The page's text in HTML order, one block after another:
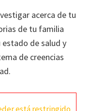
acerca de tu
de tu familia
de salud y
de creencias